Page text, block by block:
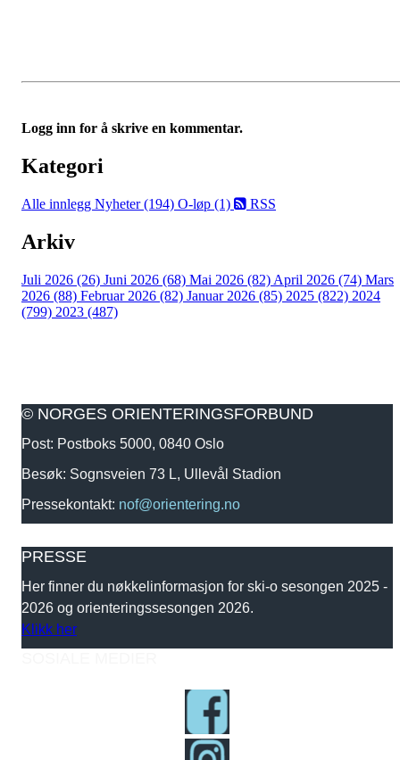
Logg inn for å skrive en kommentar.
Kategori
Alle innlegg Nyheter (194) O-løp (1) RSS
Arkiv
Juli 2026 (26) Juni 2026 (68) Mai 2026 (82) April 2026 (74) Mars
2026 (88) Februar 2026 (82) Januar 2026 (85) 2025 (822) 2024
(799) 2023 (487)
© NORGES ORIENTERINGSFORBUND
Post: Postboks 5000, 0840 Oslo
Besøk: Sognsveien 73 L, Ullevål Stadion
Pressekontakt: nof@orientering.no
PRESSE
Her finner du nøkkelinformasjon for ski-o sesongen 2025 -
2026 og orienteringssesongen 2026.
Klikk her